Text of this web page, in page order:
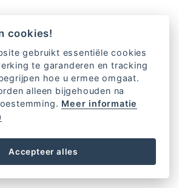
cookies!
gebruikt essentiële cookies
te garanderen en tracking
hoe u ermee omgaat.
alleen bijgehouden na
Meer informatie
Accepteer alles